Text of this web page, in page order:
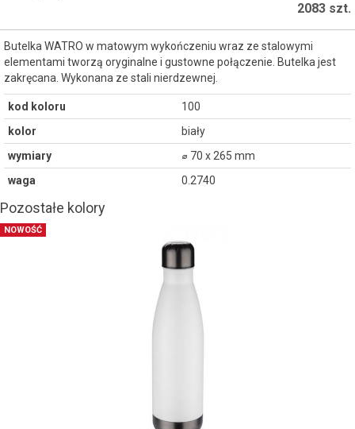
2083 szt.
Butelka WATRO w matowym wykończeniu wraz ze stalowymi
elementami tworzą oryginalne i gustowne połączenie. Butelka jest
zakręcana. Wykonana ze stali nierdzewnej.
kod koloru
100
kolor
biały
wymiary
⌀ 70 x 265 mm
waga
0.2740
Pozostałe kolory
NOWOŚĆ